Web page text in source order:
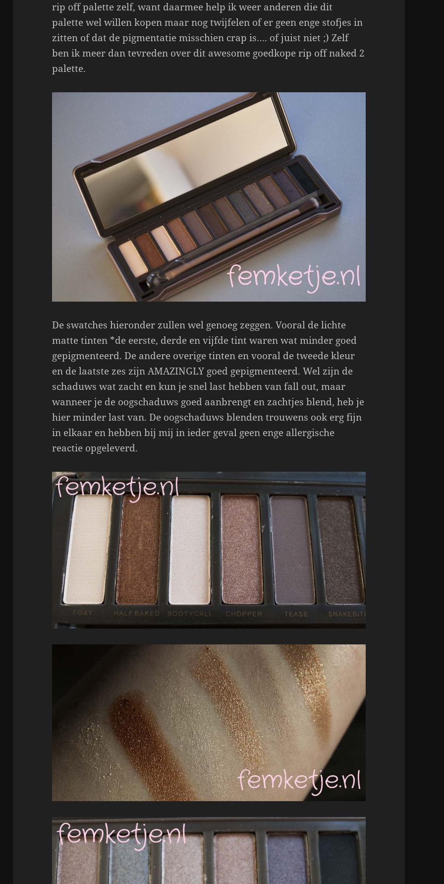
rip off palette zelf, want daarmee help ik weer anderen die dit
palette wel willen kopen maar nog twijfelen of er geen enge stofjes in
zitten of dat de pigmentatie misschien crap is…. of juist niet ;) Zelf
ben ik meer dan tevreden over dit awesome goedkope rip off naked 2
palette.
De swatches hieronder zullen wel genoeg zeggen. Vooral de lichte
matte tinten *de eerste, derde en vijfde tint waren wat minder goed
gepigmenteerd. De andere overige tinten en vooral de tweede kleur
en de laatste zes zijn AMAZINGLY goed gepigmenteerd. Wel zijn de
schaduws wat zacht en kun je snel last hebben van fall out, maar
wanneer je de oogschaduws goed aanbrengt en zachtjes blend, heb je
hier minder last van. De oogschaduws blenden trouwens ook erg fijn
in elkaar en hebben bij mij in ieder geval geen enge allergische
reactie opgeleverd.